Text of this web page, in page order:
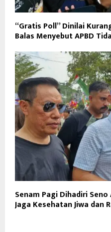
“Gratis Poll” Dinilai
Balas Menyebut APBD
Senam Pagi Dihadiri Seno
Jaga Kesehatan Jiwa dan